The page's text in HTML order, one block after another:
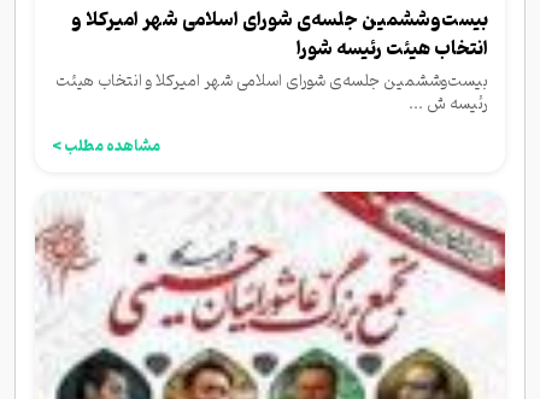
بیست‌وششمین جلسه‌ی شورای اسلامی شهر امیرکلا و
انتخاب هیئت رئیسه شورا
بیست‌وششمین جلسه‌ی شورای اسلامی شهر امیرکلا و انتخاب هیئت
رئیسه ش ...
مشاهده مطلب >